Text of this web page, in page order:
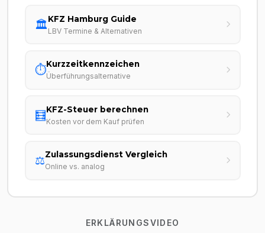
🏛️KFZ Hamburg Guide
LBV Termine & Alternativen
⏱️Kurzzeitkennzeichen
Überführungsalternative
🧮KFZ-Steuer berechnen
Kosten vor dem Kauf prüfen
⚖️Zulassungsdienst Vergleich
Online vs. analog
ERKLÄRUNGSVIDEO